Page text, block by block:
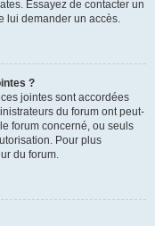
Essayez de contacter un
lui demander un accès.
?
jointes sont accordées
du forum ont peut-
forum concerné, ou seuls
Pour plus
du forum.